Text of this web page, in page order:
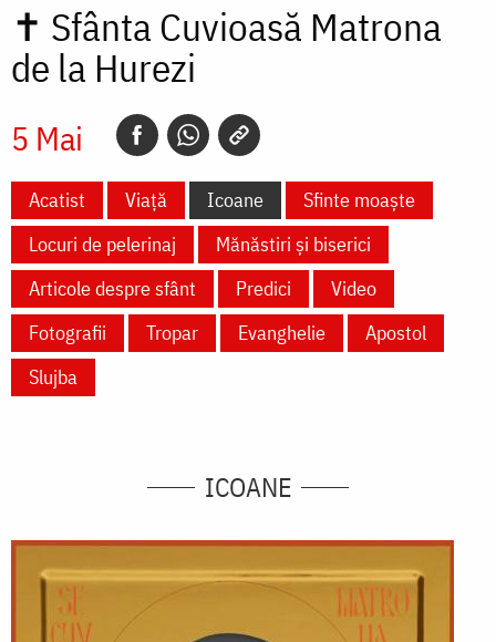
✝ Sfânta Cuvioasă Matrona
de la Hurezi
5 Mai
Acatist Viață Icoane
Sfinte moaște
Locuri de pelerinaj
Mănăstiri și biserici
Articole despre sfânt
Predici
Video
Fotografii
Tropar Evanghelie
Apostol
Slujba
ICOANE